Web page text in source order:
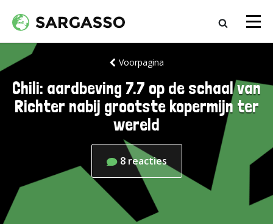
Voorpagina
Chili: aardbeving 7.7 op de schaal van
Richter nabij grootste kopermijn ter
wereld
8 reacties